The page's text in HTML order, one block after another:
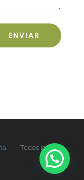
ENVIAR
. · Todos los